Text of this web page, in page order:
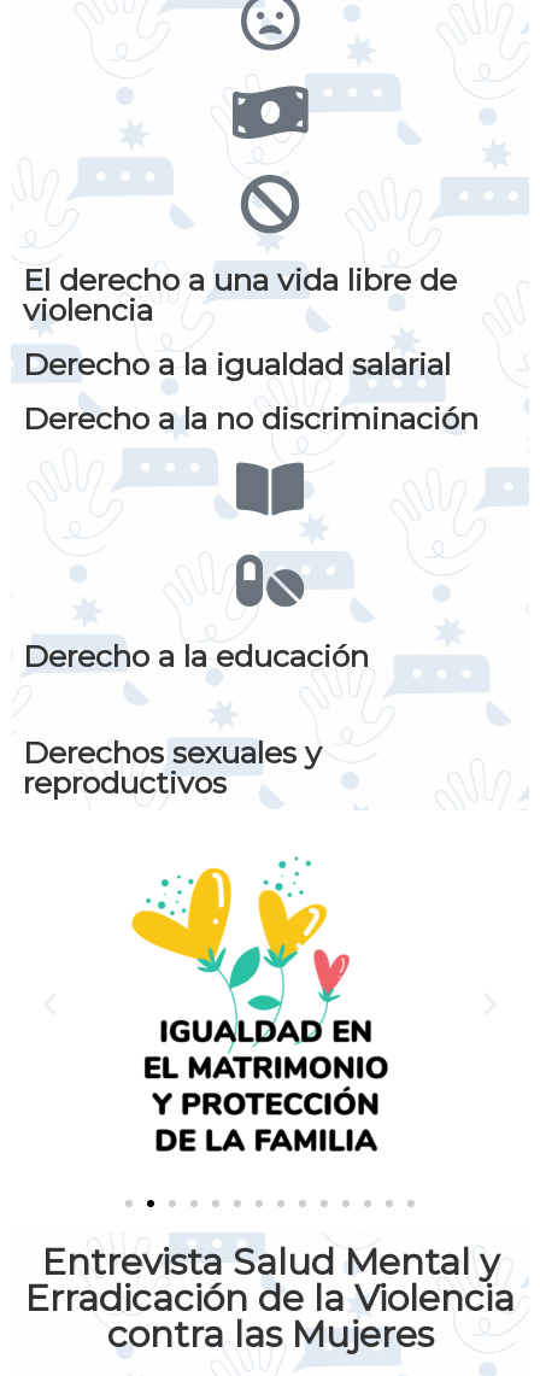
El derecho a una vida libre de
violencia
Derecho a la igualdad salarial
Derecho a la no discriminación
Derecho a la educación
Derechos sexuales y
reproductivos
Entrevista Salud Mental y
Erradicación de la Violencia
contra las Mujeres